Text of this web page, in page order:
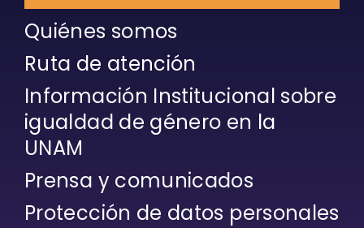
Quiénes somos
Ruta de atención
Información Institucional sobre
igualdad de género en la
UNAM
Prensa y comunicados
Protección de datos personales